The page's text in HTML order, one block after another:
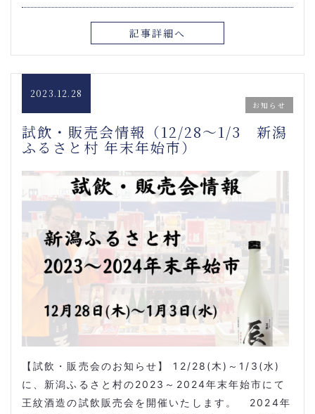
記事詳細へ
2023.12.28
お知らせ
試飲・販売会情報（12/28～1/3 新潟
ふるさと村 年末年始市）
【試飲・販売会のお知らせ】 12/28(木)～1/3(水)
に、新潟ふるさと村の2023～2024年末年始市にて
王紋酒造の試飲販売会を開催いたします。 2024年